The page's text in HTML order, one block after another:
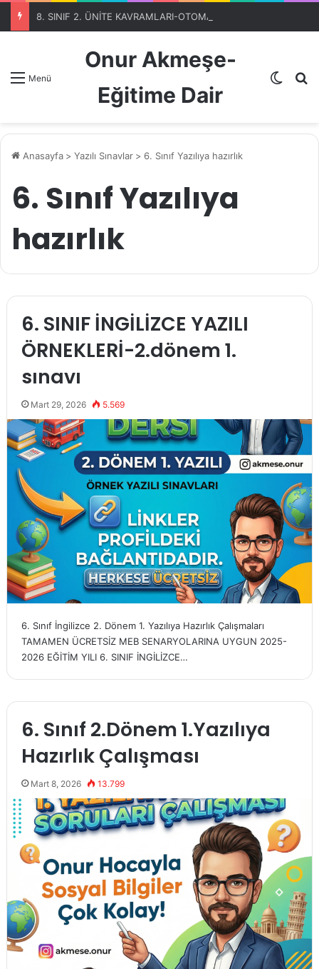
Menü
Onur Akmeşe-
Eğitime Dair
Dış
Anasayfa > Yazılı Sınavlar > 6. Sınıf Yazılıya hazırlık
6. Sınıf Yazılıya
hazırlık
6. SINIF İNGİLİZCE YAZILI
ÖRNEKLERİ-2.dönem 1.
sınavı
Mart 29, 2026 5.569
6. Sınıf İngilizce 2. Dönem 1. Yazılıya Hazırlık Çalışmaları
TAMAMEN ÜCRETSİZ MEB SENARYOLARINA UYGUN 2025-
2026 EĞİTİM YILI 6. SINIF İNGİLİZCE…
6. Sınıf 2.Dönem 1.Yazılıya
Hazırlık Çalışması
Mart 8, 2026 13.799